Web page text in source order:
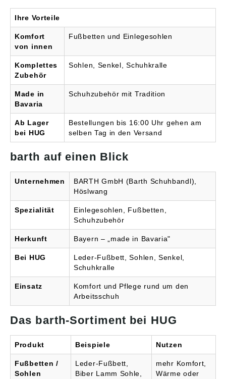
Ihre Vorteile
Komfort
von innen
Fußbetten und Einlegesohlen
Komplettes
Zubehör
Sohlen, Senkel, Schuhkralle
Made in
Bavaria
Schuhzubehör mit Tradition
Ab Lager
bei HUG
Bestellungen bis 16:00 Uhr gehen am
selben Tag in den Versand
barth auf einen Blick
Unternehmen
BARTH GmbH (Barth Schuhbandl),
Höslwang
Spezialität
Einlegesohlen, Fußbetten,
Schuhzubehör
Herkunft Bayern – „made in Bavaria"
Bei HUG
Leder-Fußbett, Sohlen, Senkel,
Schuhkralle
Einsatz
Komfort und Pflege rund um den
Arbeitsschuh
Das barth-Sortiment bei HUG
Produkt Beispiele Nutzen
Fußbetten /
Sohlen
Leder-Fußbett,
Biber Lamm Sohle,
mehr Komfort,
Wärme oder